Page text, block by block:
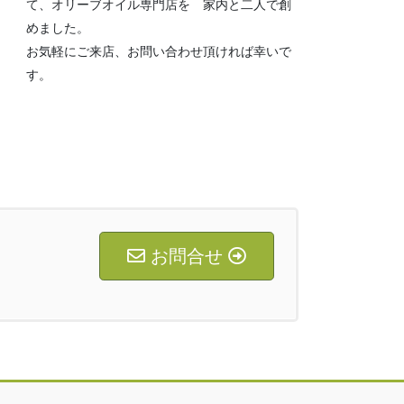
て、オリーブオイル専門店を 家内と二人で創
めました。
お気軽にご来店、お問い合わせ頂ければ幸いで
す。
お問合せ